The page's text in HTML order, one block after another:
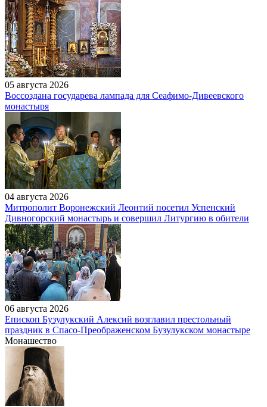
05 августа 2026
Воссоздана государева лампада для Сеафимо-Дивеевского
монастыря
04 августа 2026
Митрополит Воронежский Леонтий посетил Успенский
Дивногорский монастырь и совершил Литургию в обители
06 августа 2026
Епископ Бузулукский Алексий возглавил престольный
праздник в Спасо-Преображенском Бузулукском монастыре
Монашество